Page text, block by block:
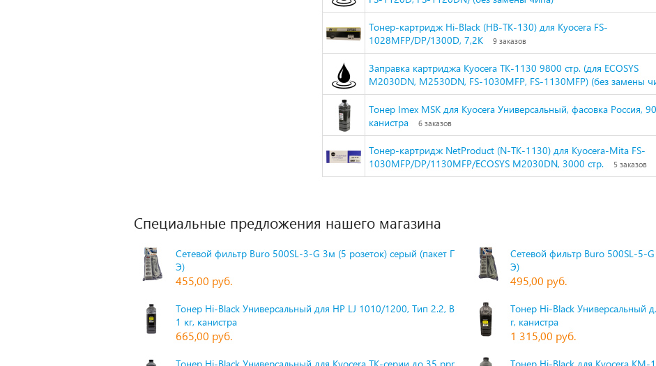
Тонер-картридж Hi-Black (HB-TK-130) для Kyocera FS-
1028MFP/DP/1300D, 7,2K
9 заказов
Заправка картриджа Kyocera TK-1130 9800 стр. (для ECOSYS
M2030DN, M2530DN, FS-1030MFP, FS-1130MFP) (без замены
Тонер Imex MSK для Kyocera Универсальный, фасовка Россия,
канистра
6 заказов
Тонер-картридж NetProduct (N-TK-1130) для Kyocera-Mita FS-
1030MFP/DP/1130MFP/ECOSYS M2030DN, 3000 стр.
5 заказов
Специальные предложения нашего магазина
Сетевой фильтр Buro 500SL-3-G 3м (5 розеток) серый (пакет П
Э)
455,00 руб.
Сетевой фильтр Buro 500SL-5-
Э)
495,00 руб.
Тонер Hi-Black Универсальный для HP LJ 1010/1200, Тип 2.2, Bk,
1 кг, канистра
665,00 руб.
Тонер Hi-Black Универсальный
г, канистра
1 315,00 руб.